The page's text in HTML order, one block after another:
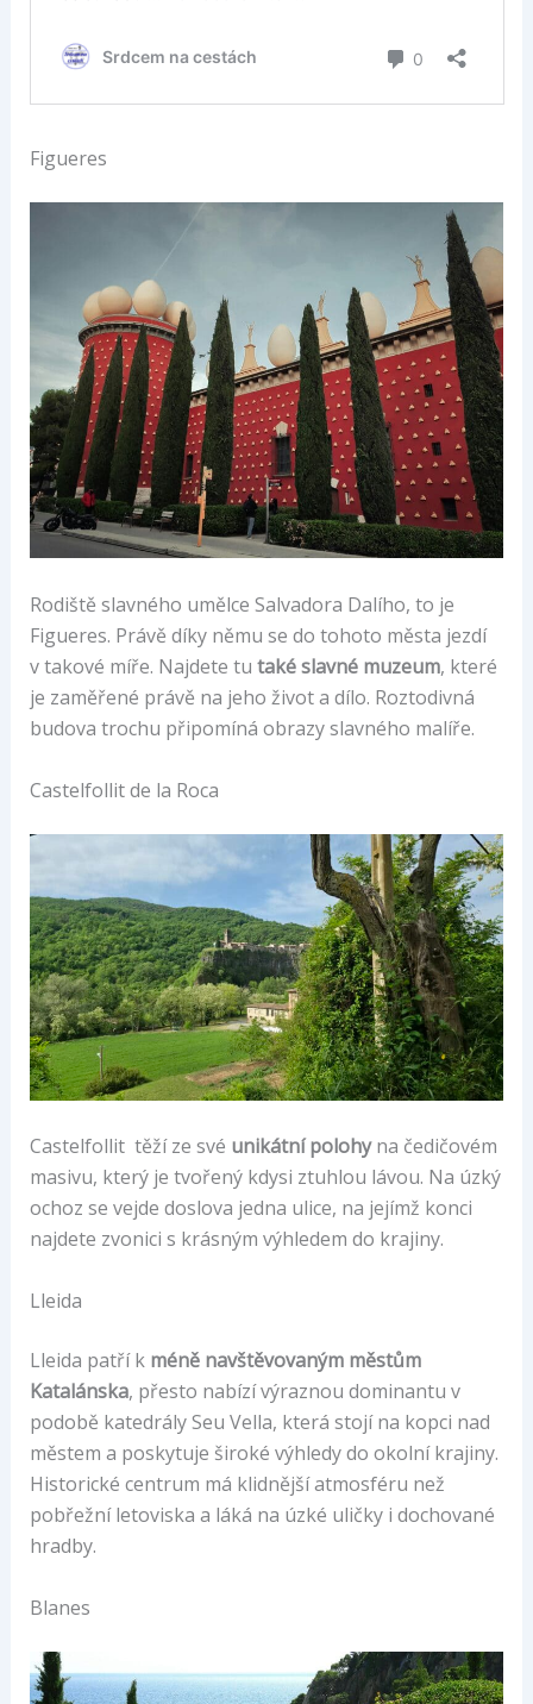
Figueres
Rodiště slavného umělce Salvadora Dalího, to je
Figueres. Právě díky němu se do tohoto města jezdí
v takové míře. Najdete tu také slavné muzeum, které
je zaměřené právě na jeho život a dílo. Roztodivná
budova trochu připomíná obrazy slavného malíře.
Castelfollit de la Roca
Castelfollit těží ze své unikátní polohyna čedičovém
masivu, který je tvořený kdysi ztuhlou lávou. Na úzký
ochoz se vejde doslova jedna ulice, na jejímž konci
najdete zvonici s krásným výhledem do krajiny.
Lleida
Lleida patří k méně navštěvovaným městům
Katalánska, přesto nabízí výraznou dominantu v
podobě katedrály Seu Vella, která stojí na kopci nad
městem a poskytuje široké výhledy do okolní krajiny.
Historické centrum má klidnější atmosféru než
pobřežní letoviska a láká na úzké uličky i dochované
hradby.
Blanes